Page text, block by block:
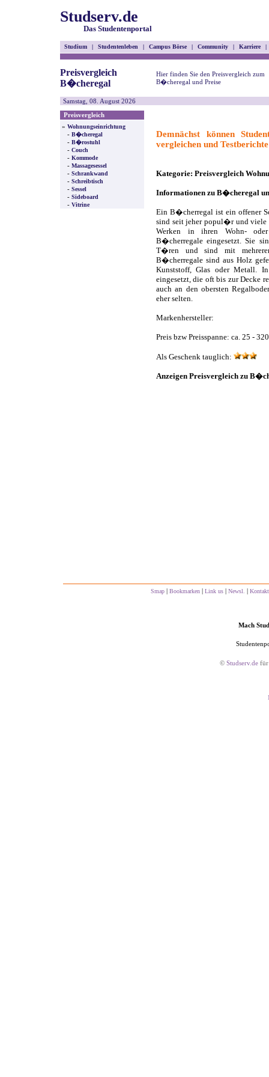
Studserv.de
Das Studentenportal
Studium | Studentenleben | Campus Börse | Community | Karriere |
Preisvergleich
B�cheregal
Hier finden Sie den Preisvergleich zum
B�cheregal und Preise
Samstag, 08. August 2026
Preisvergleich
» Wohnungseinrichtung
- B�cheregal
- B�rostuhl
- Couch
- Kommode
- Massagesessel
- Schrankwand
- Schreibtisch
- Sessel
- Sideboard
- Vitrine
Demnächst können
vergleichen und Testberichte
Kategorie: Preisvergleich
Informationen zu B�cheregal
Ein B�cherregal ist ein offener
sind seit jeher popul�r und viele
Werken in ihren Wohn- oder
B�cherregale eingesetzt. Sie
T�ren und sind mit
B�cherregale sind aus Holz
Kunststoff, Glas oder Metall.
eingesetzt, die oft bis zur Decke
auch an den obersten
eher selten.
Markenhersteller:
Preis bzw Preisspanne: ca. 25 -
Als Geschenk tauglich:
Anzeigen Preisvergleich zu
Smap | Bookmarken | Link us | Newsl. | Kontakt
Mach
© Studserv.de für